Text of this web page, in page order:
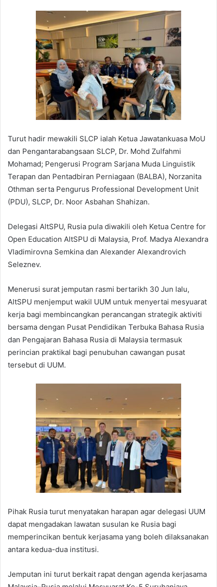
Turut hadir mewakili SLCP ialah Ketua Jawatankuasa MoU
dan Pengantarabangsaan SLCP, Dr. Mohd Zulfahmi
Mohamad; Pengerusi Program Sarjana Muda Linguistik
Terapan dan Pentadbiran Perniagaan (BALBA), Norzanita
Othman serta Pengurus Professional Development Unit
(PDU), SLCP, Dr. Noor Asbahan Shahizan.
Delegasi AltSPU, Rusia pula diwakili oleh Ketua Centre for
Open Education AltSPU di Malaysia, Prof. Madya Alexandra
Vladimirovna Semkina dan Alexander Alexandrovich
Seleznev.
Menerusi surat jemputan rasmi bertarikh 30 Jun lalu,
AltSPU menjemput wakil UUM untuk menyertai mesyuarat
kerja bagi membincangkan perancangan strategik aktiviti
bersama dengan Pusat Pendidikan Terbuka Bahasa Rusia
dan Pengajaran Bahasa Rusia di Malaysia termasuk
perincian praktikal bagi penubuhan cawangan pusat
tersebut di UUM.
Pihak Rusia turut menyatakan harapan agar delegasi UUM
dapat mengadakan lawatan susulan ke Rusia bagi
memperincikan bentuk kerjasama yang boleh dilaksanakan
antara kedua-dua institusi.
Jemputan ini turut berkait rapat dengan agenda kerjasama